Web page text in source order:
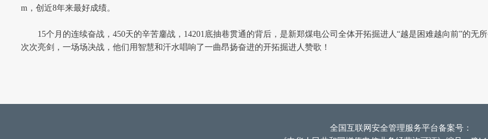
m，创近8年来最好成绩。
15个月的连续奋战，450天的辛苦鏖战，14201底抽巷贯通的背后，是新郑煤电公司全体开拓掘进人“越是困难越向前”的
次次亮剑，一场场决战，他们用智慧和汗水唱响了一曲昂扬奋进的开拓掘进人赞歌！
全国互联网安全管理服务平台备案号：